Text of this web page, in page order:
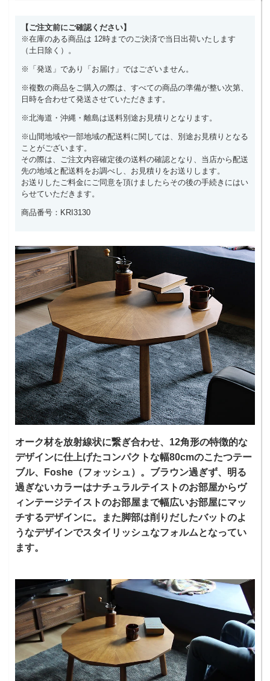
【ご注文前にご確認ください】
※在庫のある商品は 12時までのご決済で当日出荷いたします
（土日除く）。
※「発送」であり「お届け」ではございません。
※複数の商品をご購入の際は、すべての商品の準備が整い次第、
日時を合わせて発送させていただきます。
※北海道・沖縄・離島は送料別途お見積りとなります。
※山間地域や一部地域の配送料に関しては、別途お見積りとなる
ことがございます。
その際は、ご注文内容確定後の送料の確認となり、当店から配送
先の地域と配送料をお調べし、お見積りをお送りします。
お送りしたご料金にご同意を頂けましたらその後の手続きにはい
らせていただきます。
商品番号：KRI3130
オーク材を放射線状に繋ぎ合わせ、12角形の特徴的な
デザインに仕上げたコンパクトな幅80cmのこたつテー
ブル、Foshe（フォッシュ）。ブラウン過ぎず、明る
過ぎないカラーはナチュラルテイストのお部屋からヴ
ィンテージテイストのお部屋まで幅広いお部屋にマッ
チするデザインに。また脚部は削りだしたバットのよ
うなデザインでスタイリッシュなフォルムとなってい
ます。